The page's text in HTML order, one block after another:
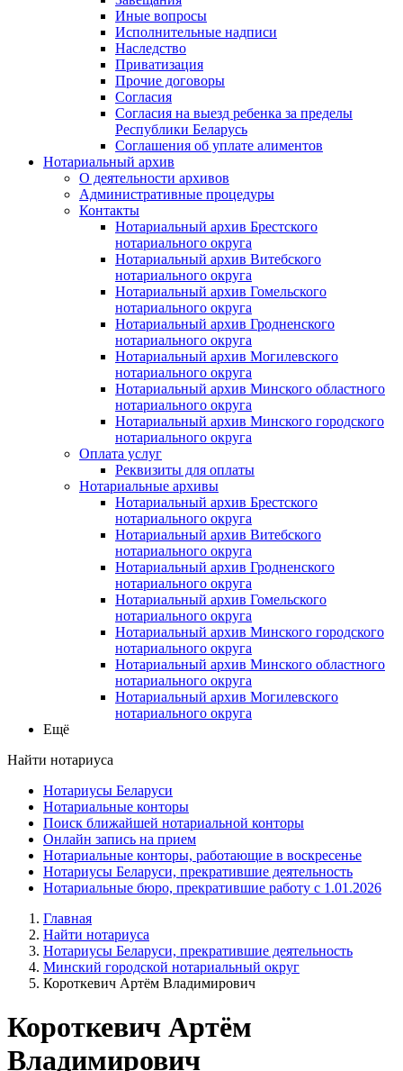
Иные вопросы
Исполнительные надписи
Наследство
Приватизация
Прочие договоры
Согласия
Согласия на выезд ребенка за пределы
Республики Беларусь
Соглашения об уплате алиментов
Нотариальный архив
О деятельности архивов
Административные процедуры
Контакты
Нотариальный архив Брестского
нотариального округа
Нотариальный архив Витебского
нотариального округа
Нотариальный архив Гомельского
нотариального округа
Нотариальный архив Гродненского
нотариального округа
Нотариальный архив Могилевского
нотариального округа
Нотариальный архив Минского областного
нотариального округа
Нотариальный архив Минского городского
нотариального округа
Оплата услуг
Реквизиты для оплаты
Нотариальные архивы
Нотариальный архив Брестского
нотариального округа
Нотариальный архив Витебского
нотариального округа
Нотариальный архив Гродненского
нотариального округа
Нотариальный архив Гомельского
нотариального округа
Нотариальный архив Минского городского
нотариального округа
Нотариальный архив Минского областного
нотариального округа
Нотариальный архив Могилевского
нотариального округа
Ещё
Найти нотариуса
Нотариусы Беларуси
Нотариальные конторы
Поиск ближайшей нотариальной конторы
Онлайн запись на прием
Нотариальные конторы, работающие в воскресенье
Нотариусы Беларуси, прекратившие деятельность
Нотариальные бюро, прекратившие работу с 1.01.2026
Главная
Найти нотариуса
Нотариусы Беларуси, прекратившие деятельность
Минский городской нотариальный округ
Короткевич Артём Владимирович
Короткевич Артём
Владимирович